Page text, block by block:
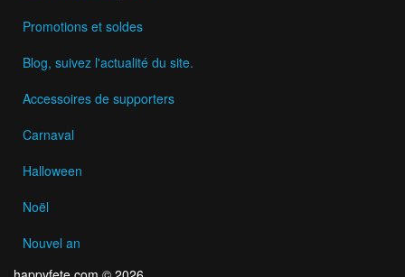
Promotions et soldes
Blog, suivez l'actualité du site.
Accessoires de supporters
Carnaval
Halloween
Noël
Nouvel an